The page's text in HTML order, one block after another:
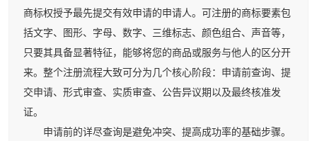
商标权授予最先提交有效申请的申请人。可注册的商标要素包
括文字、图形、字母、数字、三维标志、颜色组合、声音等，
只要其具备显著特征，能够将您的商品或服务与他人的区分开
来。整个注册流程大致可分为几个核心阶段：申请前查询、提
交申请、形式审查、实质审查、公告异议期以及最终核准发
证。
申请前的详尽查询是避免冲突、提高成功率的基础步骤。